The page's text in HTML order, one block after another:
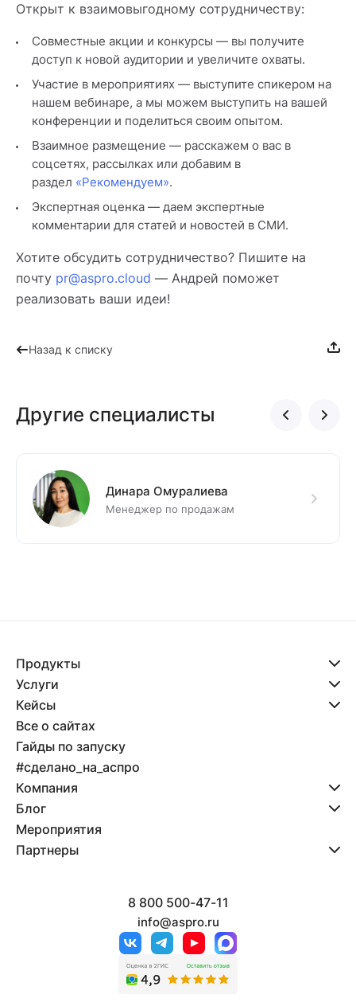
Открыт к взаимовыгодному сотрудничеству:
Совместные акции и конкурсы — вы получите
доступ к новой аудитории и увеличите охваты.
Участие в мероприятиях — выступите спикером на
нашем вебинаре, а мы можем выступить на вашей
конференции и поделиться своим опытом.
Взаимное размещение — расскажем о вас в
соцсетях, рассылках или добавим в
раздел «Рекомендуем».
Экспертная оценка — даем экспертные
комментарии для статей и новостей в СМИ.
Хотите обсудить сотрудничество? Пишите на
почту pr@aspro.cloud — Андрей поможет
реализовать ваши идеи!
Назад к списку
Другие специалисты
Динара Омуралиева
Менеджер по продажам
Продукты
Услуги
Кейсы
Все о сайтах
Гайды по запуску
#сделано_на_аспро
Компания
Блог
Мероприятия
Партнеры
8 800 500-47-11
info@aspro.ru